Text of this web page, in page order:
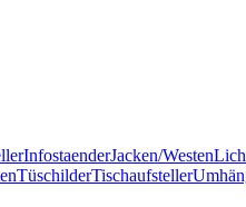
InfostaenderJacken/Westen
TüschilderTischaufsteller